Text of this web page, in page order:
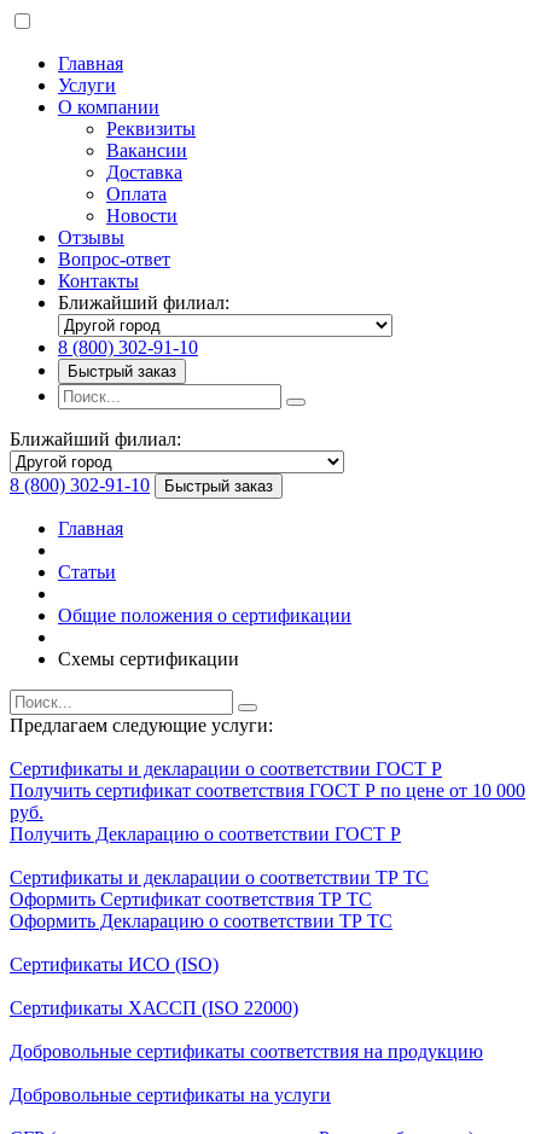
Главная
Услуги
О компании
Реквизиты
Вакансии
Доставка
Оплата
Новости
Отзывы
Вопрос-ответ
Контакты
Ближайший филиал:
8 (800) 302-91-10
Быстрый заказ
Ближайший филиал:
8 (800) 302-91-10 Быстрый заказ
Главная
Статьи
Общие положения о сертификации
Схемы сертификации
Предлагаем следующие услуги:
Сертификаты и декларации о соответствии ГОСТ Р
Получить сертификат соответствия ГОСТ Р по цене от 10 000
руб.
Получить Декларацию о соответствии ГОСТ Р
Сертификаты и декларации о соответствии ТР ТС
Оформить Сертификат соответствия ТР ТС
Оформить Декларацию о соответствии ТР ТС
Сертификаты ИСО (ISO)
Сертификаты ХАССП (ISO 22000)
Добровольные сертификаты соответствия на продукцию
Добровольные сертификаты на услуги